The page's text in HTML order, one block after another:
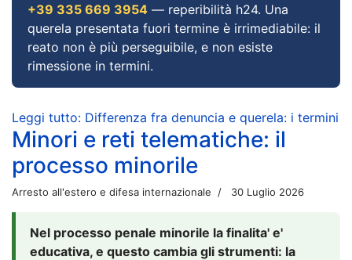
+39 335 669 3954 — reperibilità h24. Una
querela presentata fuori termine è irrimediabile: il
reato non è più perseguibile, e non esiste
rimessione in termini.
Leggi tutto: Differenza fra denuncia e querela: i termini
Minori e reti telematiche: il
processo minorile
Arresto all'estero e difesa internazionale 30 Luglio 2026
Nel processo penale minorile la finalita' e'
educativa, e questo cambia gli strumenti: la